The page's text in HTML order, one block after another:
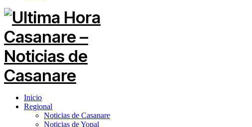
Inicio
Regional
Noticias de Casanare
Noticias de Yopal